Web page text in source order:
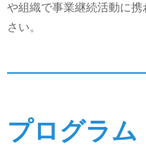
や組織で事業継続活動に
さい。
プログラム